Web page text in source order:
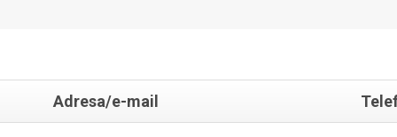
Adresa/e-mail